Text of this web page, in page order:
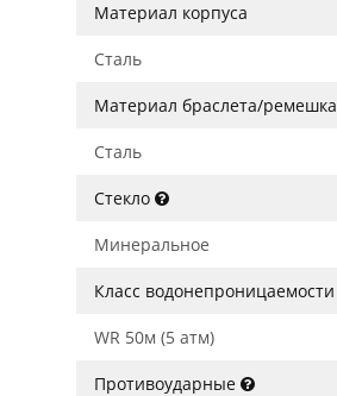
Материал корпуса
Сталь
Материал браслета/ремешка
Сталь
Стекло
Минеральное
Класс водонепроницаемости
WR 50м (5 атм)
Противоударные